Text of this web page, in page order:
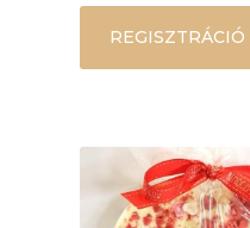
REGISZTRÁCIÓ